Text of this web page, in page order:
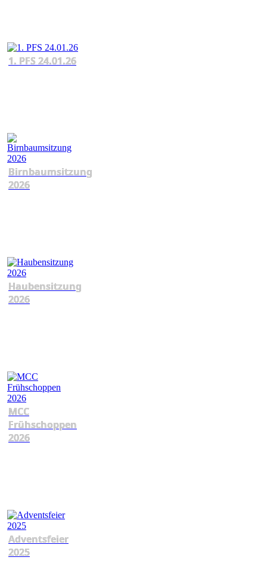
1. PFS 24.01.26
Birnbaumsitzung
2026
Haubensitzung
2026
MCC
Frühschoppen
2026
Adventsfeier
2025